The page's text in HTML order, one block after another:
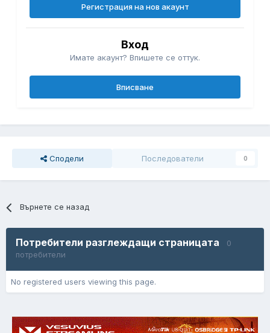
Регистрация на нов акаунт
Вход
Имате акаунт? Впишете се оттук.
Вписване
Сподели Последователи 0
Върнете се назад
Потребители разглеждащи страницата
0
потребители
No registered users viewing this page.